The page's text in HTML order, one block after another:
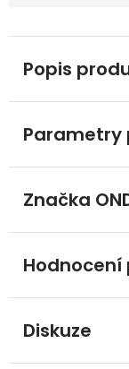
Popis
Parametry
Značka
Diskuze